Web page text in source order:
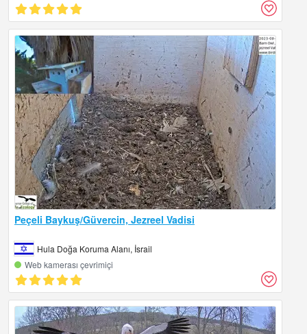
Peçeli Baykuş/Güvercin, Jezreel Vadisi
Hula Doğa Koruma Alanı, İsrail
Web kamerası çevrimiçi